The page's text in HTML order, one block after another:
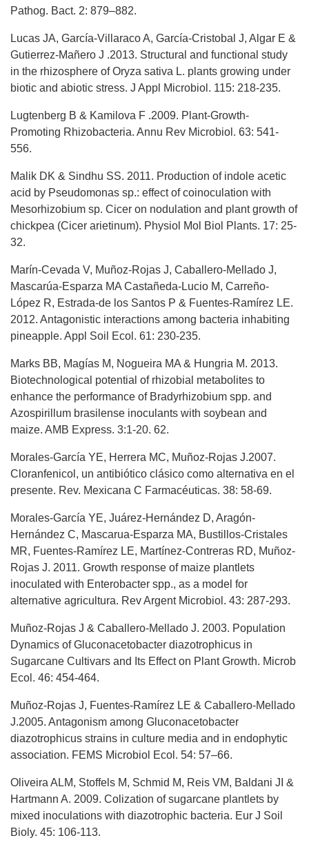
Pathog. Bact. 2: 879–882.
Lucas JA, García-Villaraco A, García-Cristobal J, Algar E &
Gutierrez-Mañero J .2013. Structural and functional study
in the rhizosphere of Oryza sativa L. plants growing under
biotic and abiotic stress. J Appl Microbiol. 115: 218-235.
Lugtenberg B & Kamilova F .2009. Plant-Growth-
Promoting Rhizobacteria. Annu Rev Microbiol. 63: 541-
556.
Malik DK & Sindhu SS. 2011. Production of indole acetic
acid by Pseudomonas sp.: effect of coinoculation with
Mesorhizobium sp. Cicer on nodulation and plant growth of
chickpea (Cicer arietinum). Physiol Mol Biol Plants. 17: 25-
32.
Marín-Cevada V, Muñoz-Rojas J, Caballero-Mellado J,
Mascarúa-Esparza MA Castañeda-Lucio M, Carreño-
López R, Estrada-de los Santos P & Fuentes-Ramírez LE.
2012. Antagonistic interactions among bacteria inhabiting
pineapple. Appl Soil Ecol. 61: 230-235.
Marks BB, Magías M, Nogueira MA & Hungria M. 2013.
Biotechnological potential of rhizobial metabolites to
enhance the performance of Bradyrhizobium spp. and
Azospirillum brasilense inoculants with soybean and
maize. AMB Express. 3:1-20. 62.
Morales-García YE, Herrera MC, Muñoz-Rojas J.2007.
Cloranfenicol, un antibiótico clásico como alternativa en el
presente. Rev. Mexicana C Farmacéuticas. 38: 58-69.
Morales-García YE, Juárez-Hernández D, Aragón-
Hernández C, Mascarua-Esparza MA, Bustillos-Cristales
MR, Fuentes-Ramírez LE, Martínez-Contreras RD, Muñoz-
Rojas J. 2011. Growth response of maize plantlets
inoculated with Enterobacter spp., as a model for
alternative agricultura. Rev Argent Microbiol. 43: 287-293.
Muñoz-Rojas J & Caballero-Mellado J. 2003. Population
Dynamics of Gluconacetobacter diazotrophicus in
Sugarcane Cultivars and Its Effect on Plant Growth. Microb
Ecol. 46: 454-464.
Muñoz-Rojas J, Fuentes-Ramírez LE & Caballero-Mellado
J.2005. Antagonism among Gluconacetobacter
diazotrophicus strains in culture media and in endophytic
association. FEMS Microbiol Ecol. 54: 57–66.
Oliveira ALM, Stoffels M, Schmid M, Reis VM, Baldani JI &
Hartmann A. 2009. Colization of sugarcane plantlets by
mixed inoculations with diazotrophic bacteria. Eur J Soil
Bioly. 45: 106-113.